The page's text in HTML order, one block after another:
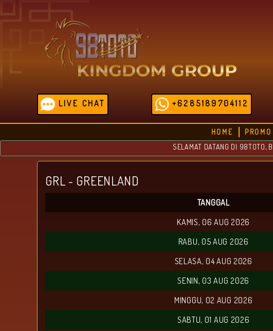
LIVE CHAT +6285189704112
HOME PROMO
SELAMAT DATANG DI 98TOTO,
GRL - GREENLAND
TANGGAL
KAMIS, 06 AUG 2026
RABU, 05 AUG 2026
SELASA, 04 AUG 2026
SENIN, 03 AUG 2026
MINGGU, 02 AUG 2026
SABTU, 01 AUG 2026